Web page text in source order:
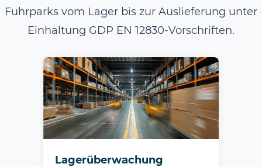
Fuhrparks vom Lager bis zur Auslieferung unter
Einhaltung GDP EN 12830-Vorschriften.
Lagerüberwachung